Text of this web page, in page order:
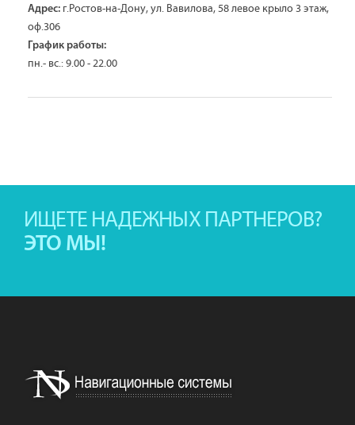
Адрес: г.Ростов-на-Дону, ул. Вавилова, 58 левое крыло 3 этаж,
оф.306
График работы:
пн.- вс.: 9.00 - 22.00
ИЩЕТЕ НАДЕЖНЫХ ПАРТНЕРОВ?
ЭТО МЫ!